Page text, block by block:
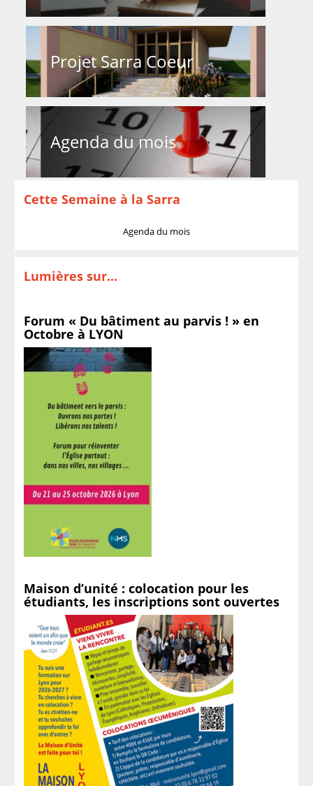
Projet Sarra Coeur
Agenda du mois
Cette Semaine à la Sarra
Agenda du mois
Lumières sur...
Forum « Du bâtiment au parvis ! » en
Octobre à LYON
Maison d’unité : colocation pour les
étudiants, les inscriptions sont ouvertes